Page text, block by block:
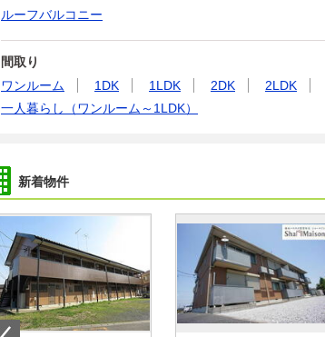
ルーフバルコニー
間取り
ワンルーム
1DK 1LDK 2DK 2LDK
一人暮らし（ワンルーム～1LDK）
新着物件